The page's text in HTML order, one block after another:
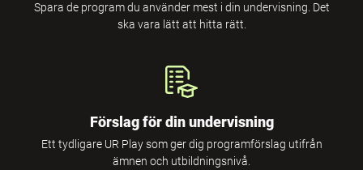
Spara de program du använder mest i din undervisning. Det
ska vara lätt att hitta rätt.
Förslag för din undervisning
Ett tydligare UR Play som ger dig programförslag utifrån
ämnen och utbildningsnivå.